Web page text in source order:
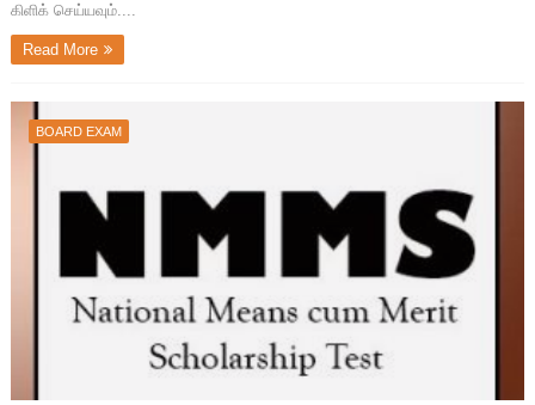
கிளிக் செய்யவும்....
Read More
BOARD EXAM